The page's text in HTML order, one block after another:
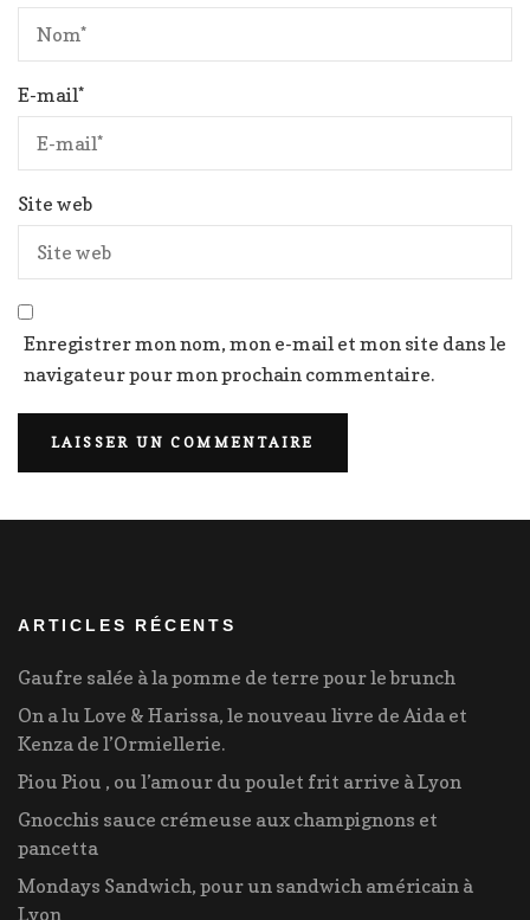
E-mail*
Site web
Enregistrer mon nom, mon e-mail et mon site dans le
navigateur pour mon prochain commentaire.
ARTICLES RÉCENTS
Gaufre salée à la pomme de terre pour le brunch
On a lu Love & Harissa, le nouveau livre de Aida et
Kenza de l’Ormiellerie.
Piou Piou , ou l’amour du poulet frit arrive à Lyon
Gnocchis sauce crémeuse aux champignons et
pancetta
Mondays Sandwich, pour un sandwich américain à
Lyon